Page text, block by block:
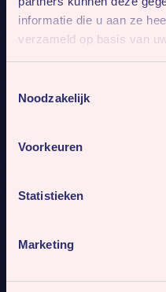
informatie die u aan ze
verzameld op basis van
Noodzakelijk
Voorkeuren
Statistieken
Marketing